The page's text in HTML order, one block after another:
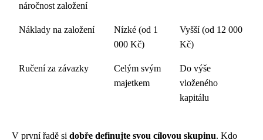
náročnost založení
Náklady na založení
Nízké (od 1
000 Kč)
Vyšší (od 12 000
Kč)
Ručení za závazky
Celým svým
majetkem
Do výše
vloženého
kapitálu
V první řadě si dobře definujte svou cílovou skupinu. Kdo